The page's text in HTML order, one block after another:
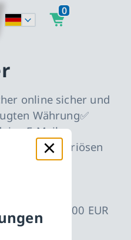
0
online sicher und
Währung✅
E-Mail-
dank seriösen
dass der
500,00 EUR